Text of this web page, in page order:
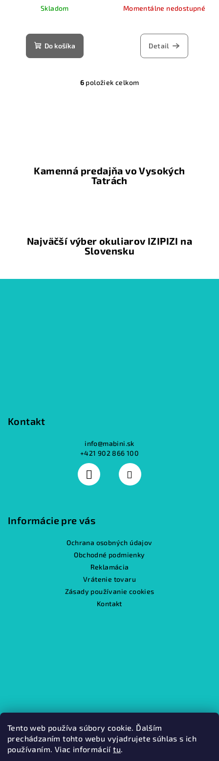
Tento web používa súbory cookie. Ďalším
prechádzaním tohto webu vyjadrujete súhlas s ich
používaním. Viac informáciítu.
cena:
Skladom
Do košíka
cena:
Momentálne nedostupné
Detail
O
i
e
p
v
ý
i
6 položiek celkom
Kamenná predajňa vo Vysokých
Tatrách
Najväčší výber okuliarov IZIPIZI na
Slovensku
Kontakt
info@mabini.sk
+421 902 866 100
Informácie pre vás
Ochrana osobných údajov
Obchodné podmienky
Reklamácia
Vrátenie tovaru
Zásady používanie cookies
Kontakt